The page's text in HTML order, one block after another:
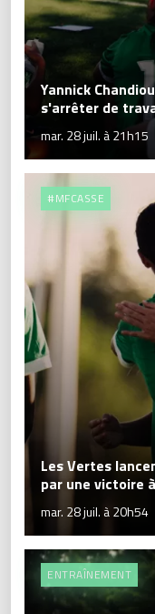
Yannick
s'arrêter de
mar. 28 juil. à 21h15
#MFCASSE
Les Vertes
par une victoire
mar. 28 juil. à 20h54
ENTRAÎNEMENT